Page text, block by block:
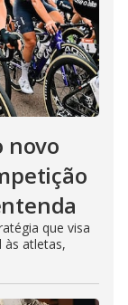
novo
que visa
às atletas,